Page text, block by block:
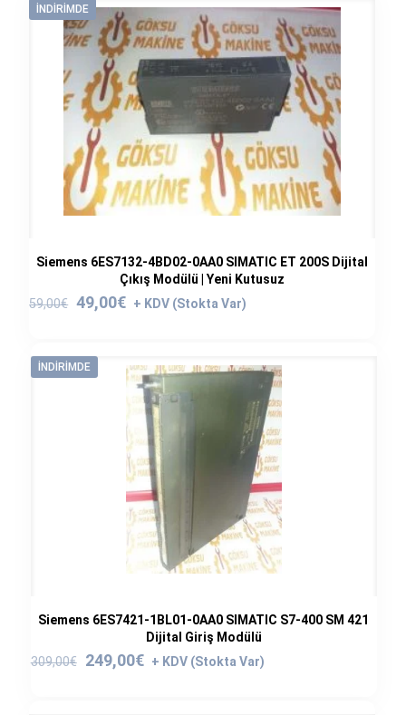
130,00€.
İNDIRIMDE
Siemens 6ES7132-4BD02-0AA0 SIMATIC ET 200S Dijital
Çıkış Modülü | Yeni Kutusuz
59,00€ Orijinal
49,00€
49,00€.
İNDIRIMDE
Siemens 6ES7421-1BL01-0AA0 SIMATIC S7-400 SM 421
Dijital Giriş Modülü
309,00€
Orijinal
249,00€
Şu